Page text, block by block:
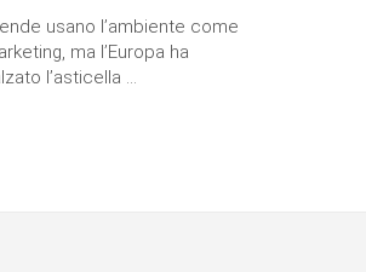
usano l’ambiente come
ma l’Europa ha
l’asticella ...